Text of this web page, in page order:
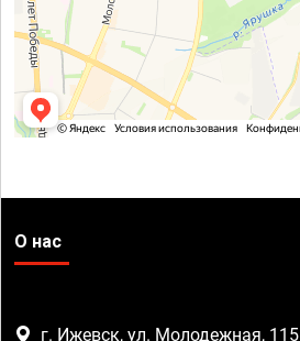
О нас
г. Ижевск, ул. Молодежная, 115